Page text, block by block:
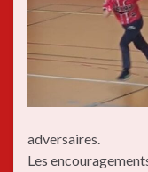
adversaires.
Les